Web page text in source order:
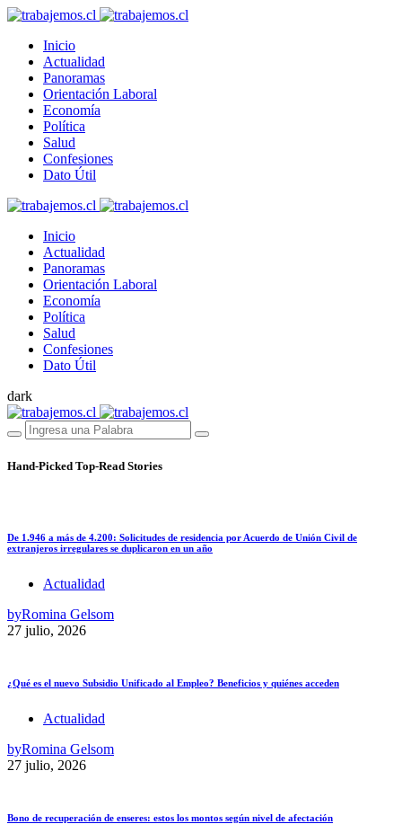
Inicio
Actualidad
Panoramas
Orientación Laboral
Economía
Política
Salud
Confesiones
Dato Útil
Inicio
Actualidad
Panoramas
Orientación Laboral
Economía
Política
Salud
Confesiones
Dato Útil
dark
Hand-Picked Top-Read Stories
De 1.946 a más de 4.200: Solicitudes de residencia por Acuerdo de Unión Civil de
extranjeros irregulares se duplicaron en un año
Actualidad
byRomina Gelsom
27 julio, 2026
¿Qué es el nuevo Subsidio Unificado al Empleo? Beneficios y quiénes acceden
Actualidad
byRomina Gelsom
27 julio, 2026
Bono de recuperación de enseres: estos los montos según nivel de afectación